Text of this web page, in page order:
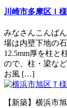
川崎市多摩区Ｉ
みなさんこんば
場は内壁下地の
12.5mm厚を柱と
ので、柱・梁な
お風 […]
【新築】横浜市